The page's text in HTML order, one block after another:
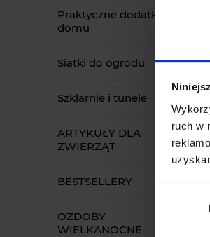
ruch w
Praktyczne dodatki do
domu
Siatki do ogrodu (35)
Szklarnie i tunele
ARTYKUŁY DLA
ZWIERZĄT
(52)
BESTSELLERY
OZDOBY
WIELKANOCNE